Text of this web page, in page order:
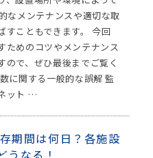
なメンテナンスや適切な取
すこともできます。 今回
ためのコツやメンテナンス
ので、ぜひ最後までご覧く
に関する一般的な誤解 監
ット …
期間は何日？各施設
うなる！